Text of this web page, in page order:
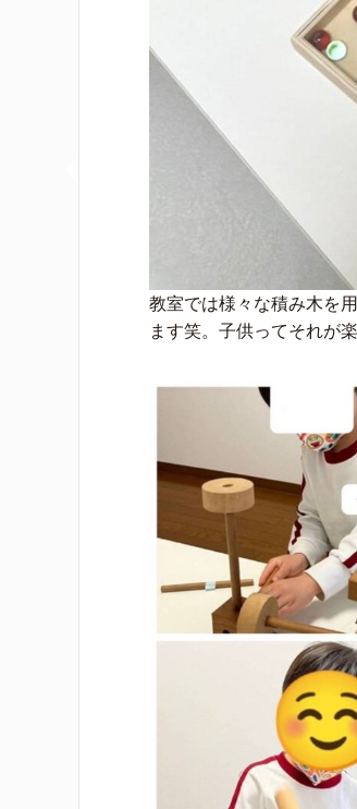
教室では様々な積み木を
ます笑。子供ってそれが